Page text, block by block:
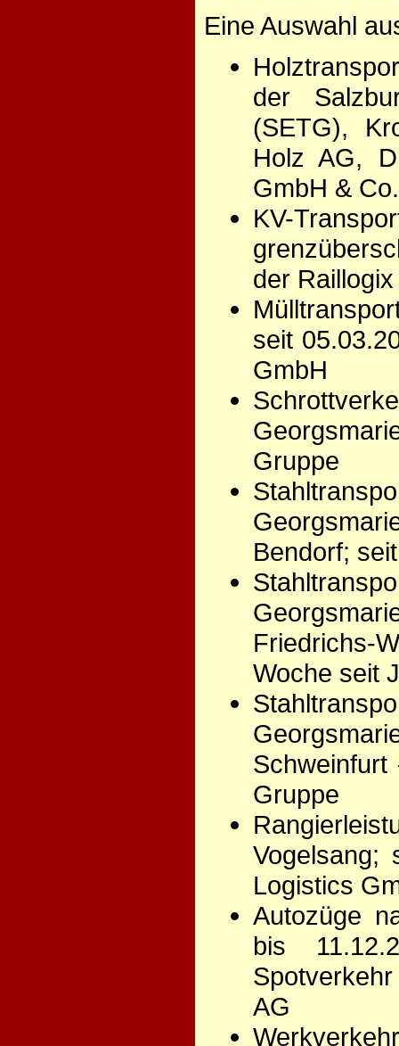
Eine Auswahl
der
(SETG),
Holz AG,
GmbH &
KV-
der Raillogix
seit
GmbH
Gruppe
Bendorf;
Friedrichs-
Woche seit
Gruppe
Vogelsang;
Logistics
Autozüge
bis
AG